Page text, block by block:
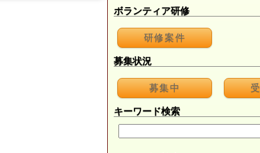
ボランティア研修
研修案件
募集状況
募集中
キーワード検索